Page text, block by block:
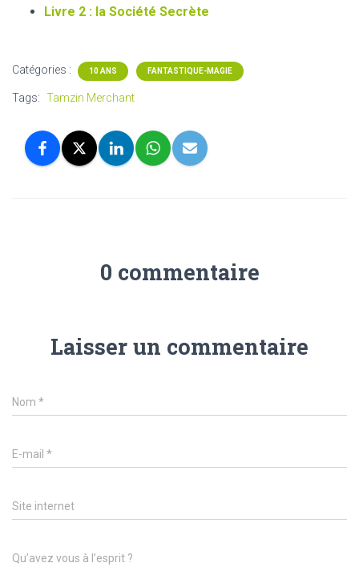
Livre 2 : la Société Secrète
Catégories : 10 ANS FANTASTIQUE-MAGIE
Tags: Tamzin Merchant
0 commentaire
Laisser un commentaire
Nom *
E-mail *
Site internet
Qu’avez vous à l’esprit ?